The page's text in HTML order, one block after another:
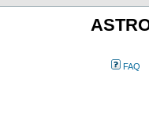
FAQ